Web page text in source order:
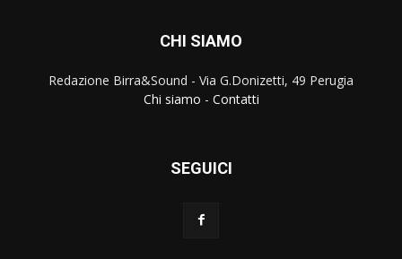
CHI SIAMO
Redazione Birra&Sound - Via G.Donizetti, 49 Perugia
Chi siamo - Contatti
SEGUICI